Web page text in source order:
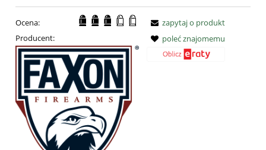
Ocena:
Producent:
zapytaj o produkt
poleć znajomemu